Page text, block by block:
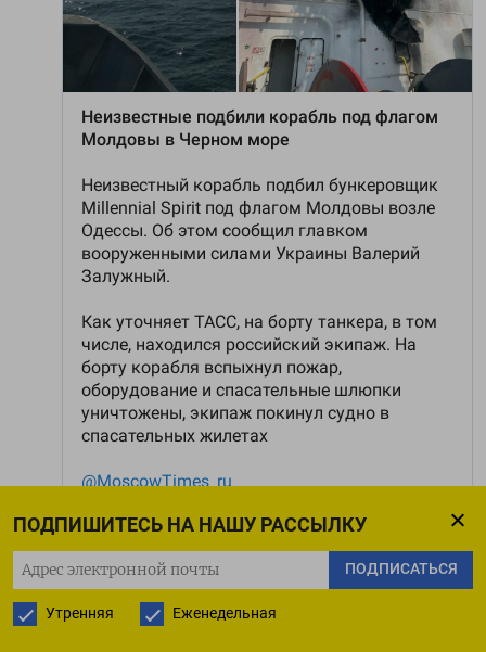
ПОДПИШИТЕСЬ НА НАШУ РАССЫЛКУ
ПОДПИСАТЬСЯ
Утренняя Еженедельная
16:45